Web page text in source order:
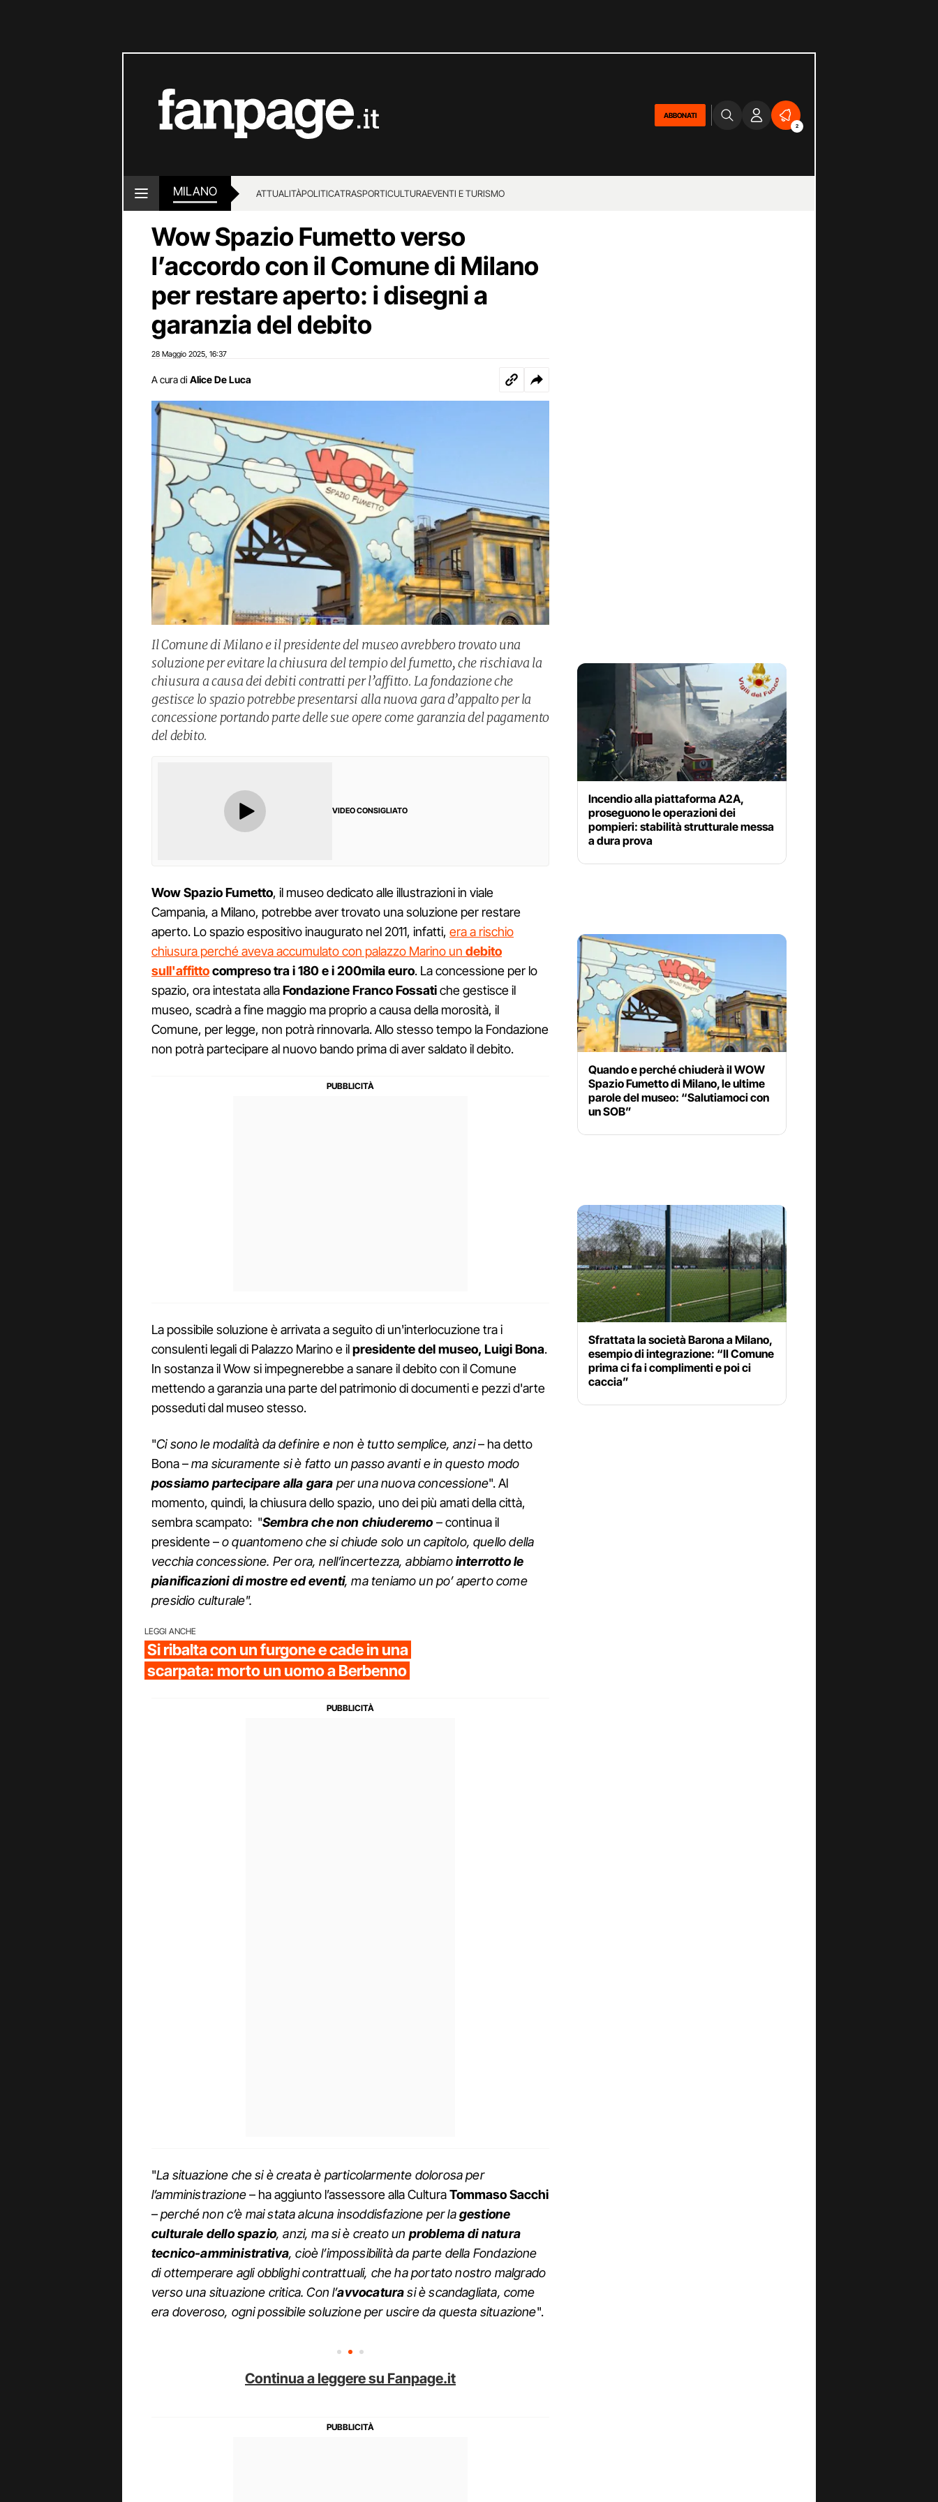
ABBONATI
2
MILANO ATTUALITÀPOLITICATRASPORTICULTURAEVENTI E TURISMO
Wow Spazio Fumetto verso
l’accordo con il Comune di Milano
per restare aperto: i disegni a
garanzia del debito
28 Maggio 2025 16:37
A cura di Alice De Luca
Il Comune di Milano e il presidente del museo avrebbero trovato una
soluzione per evitare la chiusura del tempio del fumetto, che rischiava la
chiusura a causa dei debiti contratti per l’affitto. La fondazione che
gestisce lo spazio potrebbe presentarsi alla nuova gara d’appalto per la
concessione portando parte delle sue opere come garanzia del pagamento
del debito.
VIDEO CONSIGLIATO
Wow Spazio Fumetto, il museo dedicato alle illustrazioni in viale
Campania, a Milano, potrebbe aver trovato una soluzione per restare
aperto. Lo spazio espositivo inaugurato nel 2011, infatti, era a rischio
chiusura perché aveva accumulato con palazzo Marino un debito
sull'affittocompreso tra i 180 e i 200mila euro. La concessione per lo
spazio, ora intestata allaFondazione Franco Fossatiche gestisce il
museo, scadrà a fine maggio ma proprio a causa della morosità, il
Comune, per legge, non potrà rinnovarla. Allo stesso tempo la Fondazione
non potrà partecipare al nuovo bando prima di aver saldato il debito.
La possibile soluzione è arrivata a seguito di un'interlocuzione tra i
consulenti legali di Palazzo Marino e ilpresidente del museo, Luigi Bona.
In sostanza il Wow si impegnerebbe a sanare il debito con il Comune
mettendo a garanzia una parte del patrimonio di documenti e pezzi d'arte
posseduti dal museo stesso.
"Ci sono le modalità da definire e non è tutto semplice, anzi– ha detto
Bona –ma sicuramente si è fatto un passo avanti e in questo modo
possiamo partecipare alla gara per una nuova concessione". Al
momento, quindi, la chiusura dello spazio, uno dei più amati della città,
sembra scampato: "Sembra che non chiuderemo – continua il
presidente –o quantomeno che si chiude solo un capitolo, quello della
vecchia concessione. Per ora, nell’incertezza, abbiamointerrotto le
pianificazioni di mostre ed eventi, ma teniamo un po’ aperto come
presidio culturale".
LEGGI ANCHE
Si ribalta con un furgone e cade in una
scarpata: morto un uomo a Berbenno
"La situazione che si è creata è particolarmente dolorosa per
l’amministrazione– ha aggiunto l’assessore alla CulturaTommaso Sacchi
–perché non c’è mai stata alcuna insoddisfazione per lagestione
culturale dello spazio, anzi, ma si è creato un problema di natura
tecnico-amministrativa, cioè l’impossibilità da parte della Fondazione
di ottemperare agli obblighi contrattuali, che ha portato nostro malgrado
verso una situazione critica. Con l’avvocaturasi è scandagliata, come
era doveroso, ogni possibile soluzione per uscire da questa situazione".
Continua a leggere su Fanpage.it
Incendio alla piattaforma A2A,
proseguono le operazioni dei
pompieri: stabilità strutturale messa
a dura prova
Quando e perché chiuderà il WOW
Spazio Fumetto di Milano, le ultime
parole del museo: “Salutiamoci con
un SOB”
Sfrattata la società Barona a Milano,
esempio di integrazione: “Il Comune
prima ci fa i complimenti e poi ci
caccia”